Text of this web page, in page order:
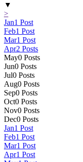
▼
>
Jan1 Post
Feb1 Post
Mar1 Post
Apr2 Posts
May0 Posts
Jun0 Posts
Jul0 Posts
Aug0 Posts
Sep0 Posts
Oct0 Posts
Nov0 Posts
Dec0 Posts
Jan1 Post
Feb1 Post
Mar1 Post
Apr1 Post